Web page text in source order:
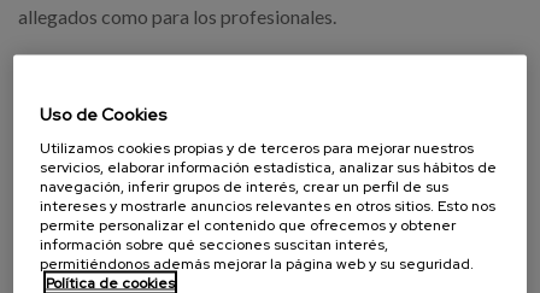
allegados como para los profesionales.
su salud, de acuerdo con sus valores personales en el marco
de la relación médico-paciente-familia.
En el contexto de la relación sanitaria la voluntad del
paciente puede ser expresada de modo oral, quedando
Uso de Cookies
Utilizamos cookies propias y de terceros para mejorar nuestros
servicios, elaborar información estadística, analizar sus hábitos de
navegación, inferir grupos de interés, crear un perfil de sus
intereses y mostrarle anuncios relevantes en otros sitios. Esto nos
permite personalizar el contenido que ofrecemos y obtener
información sobre qué secciones suscitan interés,
permitiéndonos además mejorar la página web y su seguridad.
Política de cookies